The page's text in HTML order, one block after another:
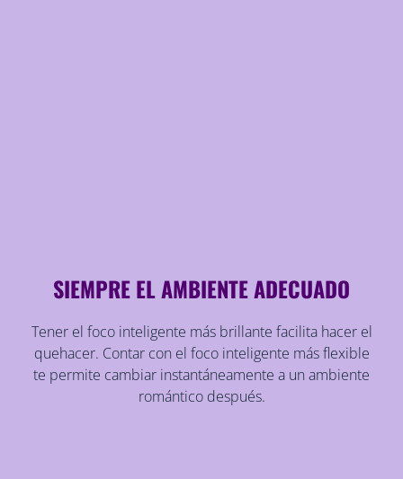
SIEMPRE EL AMBIENTE ADECUADO
Tener el foco inteligente más brillante facilita hacer el
quehacer. Contar con el foco inteligente más flexible
te permite cambiar instantáneamente a un ambiente
romántico después.